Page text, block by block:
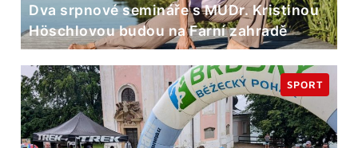
Dva srpnové semináře s MUDr. Kristinou
Höschlovou budou na Farní zahradě
SPORT